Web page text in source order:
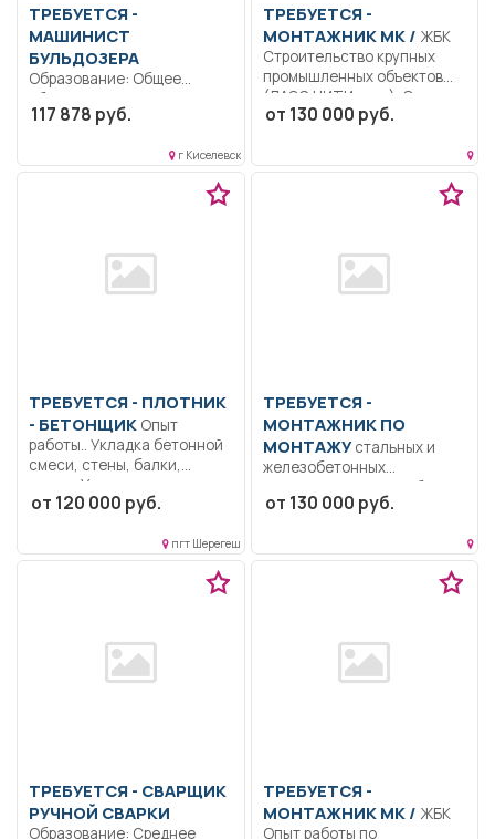
ТРЕБУЕТСЯ -
МАШИНИСТ
БУЛЬДОЗЕРА
Образование: Общее
образование.. Управление
бульдозером, осмотр и
117 878 руб.
г Киселевск
ТРЕБУЕТСЯ -
МОНТАЖНИК МК / ЖБК
Строительство крупных
промышленных объектов
(ЛАЭС НИТИ и др.). Опыт...
от 130 000 руб.
ТРЕБУЕТСЯ - ПЛОТНИК
- БЕТОНЩИК
работы.. Укладка бетонной
смеси, стены, балки,
плиты; Укладка...
от 120 000 руб.
пгт Шерегеш
ТРЕБУЕТСЯ -
МОНТАЖНИК ПО
МОНТАЖУстальных и
железобетонных
конструкций Опыт работы
по специальности от 2-х...
от 130 000 руб.
ТРЕБУЕТСЯ - СВАРЩИК
РУЧНОЙ СВАРКИ
Образование: Среднее
ТРЕБУЕТСЯ -
МОНТАЖНИК МК / ЖБК
Опыт работы по